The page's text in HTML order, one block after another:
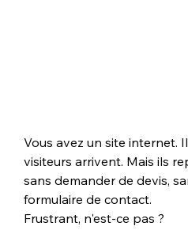
Vous avez un site internet.
visiteurs arrivent. Mais ils
sans demander de devis,
formulaire de contact.
Frustrant, n'est-ce pas ?